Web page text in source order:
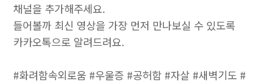
채널을 추가해주세요.
들어볼까 최신 영상을 가장 먼저 만나보실 수 있도록
카카오톡으로 알려드려요.
#화려함속외로움 #우울증 #공허함 #자살 #새벽기도 #